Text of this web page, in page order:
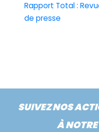
Rapport Total :
de presse
SUIVEZ NOS
À